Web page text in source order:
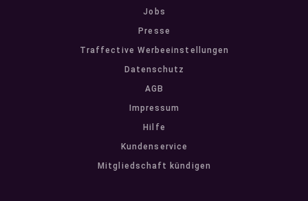
Jobs
Presse
Traffective Werbeeinstellungen
Datenschutz
AGB
Impressum
Hilfe
Kundenservice
Mitgliedschaft kündigen